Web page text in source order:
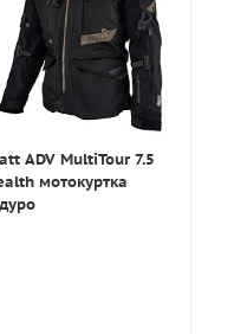
ADV MultiTour 7.5
мотокуртка